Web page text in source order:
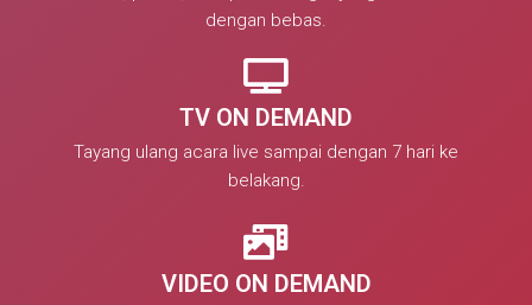
dengan bebas.
TV ON DEMAND
Tayang ulang acara live sampai dengan 7 hari ke
belakang.
VIDEO ON DEMAND